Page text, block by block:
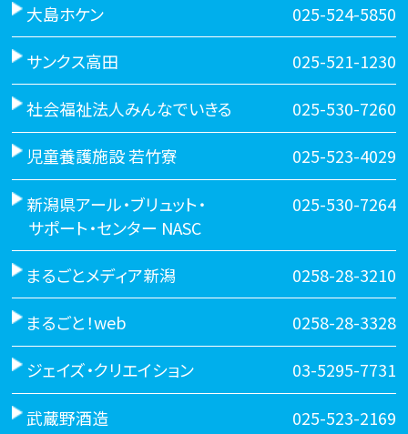
大島ホケン 025-524-5850
サンクス高田 025-521-1230
社会福祉法人みんなでいきる 025-530-7260
児童養護施設 若竹寮 025-523-4029
新潟県アール・ブリュット・
サポート・センター NASC
025-530-7264
まるごとメディア新潟 0258-28-3210
まるごと！web 0258-28-3328
ジェイズ・クリエイション 03-5295-7731
武蔵野酒造 025-523-2169